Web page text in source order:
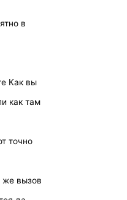
в
Как вы
как там
точно
же вызов